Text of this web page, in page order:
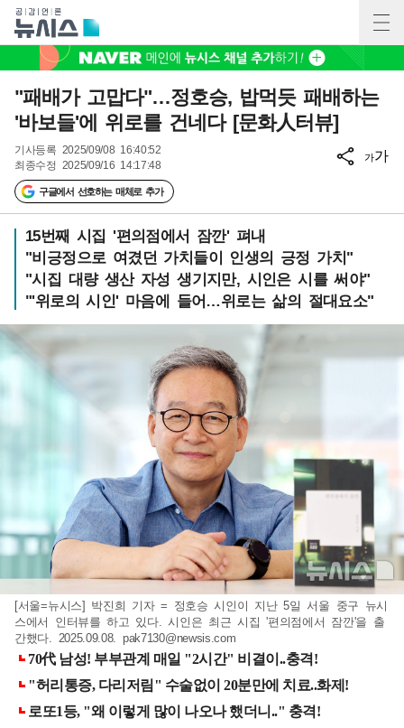
"패배가 고맙다"…정호승, 밥먹듯 패배하는
'바보들'에 위로를 건네다 [문화人터뷰]
기사등록 2025/09/08 16:40:52
최종수정 2025/09/16 14:17:48
구글에서 선호하는 매체로 추가
가가
15번째 시집 '편의점에서 잠깐' 펴내
"비긍정으로 여겼던 가치들이 인생의 긍정 가치"
"시집 대량 생산 자성 생기지만, 시인은 시를 써야"
"'위로의 시인' 마음에 들어…위로는 삶의 절대요소"
[서울=뉴시스] 박진희 기자 = 정호승 시인이 지난 5일 서울 중구 뉴시
스에서 인터뷰를 하고 있다. 시인은 최근 시집 '편의점에서 잠깐'을 출
간했다. 2025.09.08. pak7130@newsis.com